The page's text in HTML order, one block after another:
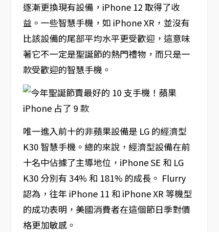
逐漸更換現有設備，iPhone 12 取得了收
益。一些智慧手機，如 iPhone XR，並沒有
比該設備的尾部平均水平更受歡迎，這意味
著它不一定是聖誕節的熱門禮物，而只是一
款受歡迎的智慧手機。
唯一進入前十的非蘋果設備是 LG 的經濟型
K30 智慧手機。總的來說，經濟型設備在前
十名中佔據了主導地位，iPhone SE 和 LG
K30 分別有 34% 和 181% 的成長。 Flurry
認為，往年 iPhone 11 和 iPhone XR 等機型
的成功表明，美國消費者在這個節日季對價
格更加敏感。